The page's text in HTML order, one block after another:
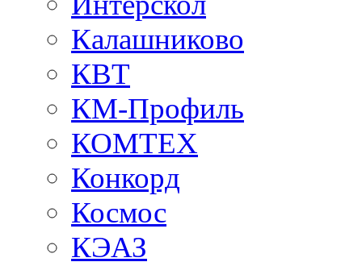
Калашниково
КВТ
КМ-Профиль
КОМТЕХ
Конкорд
Космос
КЭАЗ